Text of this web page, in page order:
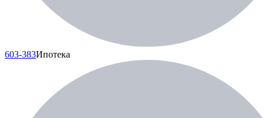
603-383Ипотека